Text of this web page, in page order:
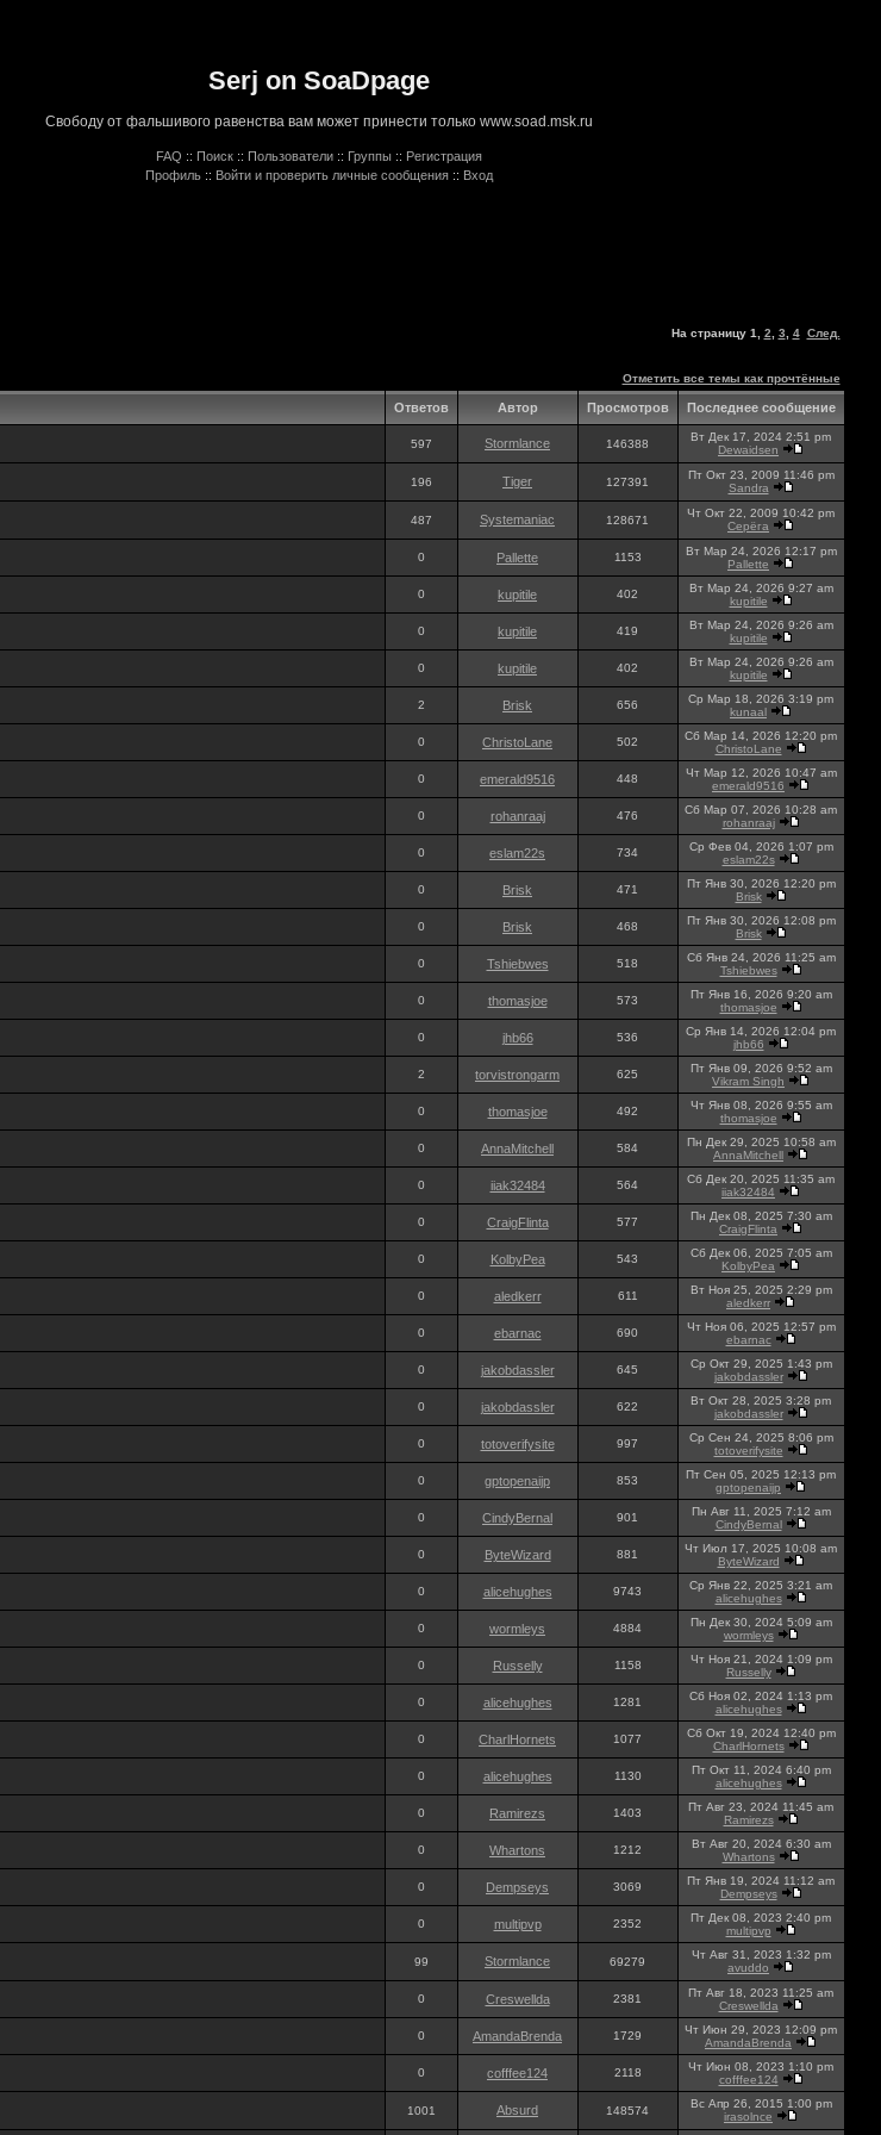
Serj on SoaDpage
Свободу от фальшивого равенства вам может принести только www.soad.msk.ru
FAQ :: Поиск :: Пользователи :: Группы :: Регистрация
Профиль :: Войти и проверить личные сообщения :: Вход
На страницу 1 2 3 4 След.
Отметить все темы как прочтённые
Ответов Автор Просмотров Последнее сообщение
597 Stormlance 146388
Вт Дек 17, 2024 2:51 pm
Dewaidsen
196 Tiger 127391
Пт Окт 23, 2009 11:46 pm
Sandra
487 Systemaniac 128671
Чт Окт 22, 2009 10:42 pm
Серёга
0 Pallette 1153
Вт Мар 24, 2026 12:17 pm
Pallette
0 kupitile 402
Вт Мар 24, 2026 9:27 am
kupitile
0 kupitile 419
Вт Мар 24, 2026 9:26 am
kupitile
0 kupitile 402
Вт Мар 24, 2026 9:26 am
kupitile
2 Brisk 656
Ср Мар 18, 2026 3:19 pm
kunaal
0 ChristoLane 502
Сб Мар 14, 2026 12:20 pm
ChristoLane
0 emerald9516 448
Чт Мар 12, 2026 10:47 am
emerald9516
0 rohanraaj 476
Сб Мар 07, 2026 10:28 am
rohanraaj
0 eslam22s 734
Ср Фев 04, 2026 1:07 pm
eslam22s
0 Brisk 471
Пт Янв 30, 2026 12:20 pm
Brisk
0 Brisk 468
Пт Янв 30, 2026 12:08 pm
Brisk
0 Tshiebwes 518
Сб Янв 24, 2026 11:25 am
Tshiebwes
0 thomasjoe 573
Пт Янв 16, 2026 9:20 am
thomasjoe
0 jhb66 536
Ср Янв 14, 2026 12:04 pm
jhb66
2 torvistrongarm 625
Пт Янв 09, 2026 9:52 am
Vikram Singh
0 thomasjoe 492
Чт Янв 08, 2026 9:55 am
thomasjoe
0 AnnaMitchell 584
Пн Дек 29, 2025 10:58 am
AnnaMitchell
0 iiak32484 564
Сб Дек 20, 2025 11:35 am
iiak32484
0 CraigFlinta 577
Пн Дек 08, 2025 7:30 am
CraigFlinta
0 KolbyPea 543
Сб Дек 06, 2025 7:05 am
KolbyPea
0 aledkerr 611
Вт Ноя 25, 2025 2:29 pm
aledkerr
0 ebarnac 690
Чт Ноя 06, 2025 12:57 pm
ebarnac
0 jakobdassler 645
Ср Окт 29, 2025 1:43 pm
jakobdassler
0 jakobdassler 622
Вт Окт 28, 2025 3:28 pm
jakobdassler
0 totoverifysite 997
Ср Сен 24, 2025 8:06 pm
totoverifysite
0 gptopenaijp 853
Пт Сен 05, 2025 12:13 pm
gptopenaijp
0 CindyBernal 901
Пн Авг 11, 2025 7:12 am
CindyBernal
0 ByteWizard 881
Чт Июл 17, 2025 10:08 am
ByteWizard
0 alicehughes 9743
Ср Янв 22, 2025 3:21 am
alicehughes
0 wormleys 4884
Пн Дек 30, 2024 5:09 am
wormleys
0 Russelly 1158
Чт Ноя 21, 2024 1:09 pm
Russelly
0 alicehughes 1281
Сб Ноя 02, 2024 1:13 pm
alicehughes
0 CharlHornets 1077
Сб Окт 19, 2024 12:40 pm
CharlHornets
0 alicehughes 1130
Пт Окт 11, 2024 6:40 pm
alicehughes
0 Ramirezs 1403
Пт Авг 23, 2024 11:45 am
Ramirezs
0 Whartons 1212
Вт Авг 20, 2024 6:30 am
Whartons
0 Dempseys 3069
Пт Янв 19, 2024 11:12 am
Dempseys
0 multipvp 2352
Пт Дек 08, 2023 2:40 pm
multipvp
99 Stormlance 69279
Чт Авг 31, 2023 1:32 pm
avuddo
0 Creswellda 2381
Пт Авг 18, 2023 11:25 am
Creswellda
0 AmandaBrenda 1729
Чт Июн 29, 2023 12:09 pm
AmandaBrenda
0 cofffee124 2118
Чт Июн 08, 2023 1:10 pm
cofffee124
1001 Absurd 148574
Вс Апр 26, 2015 1:00 pm
irasolnce